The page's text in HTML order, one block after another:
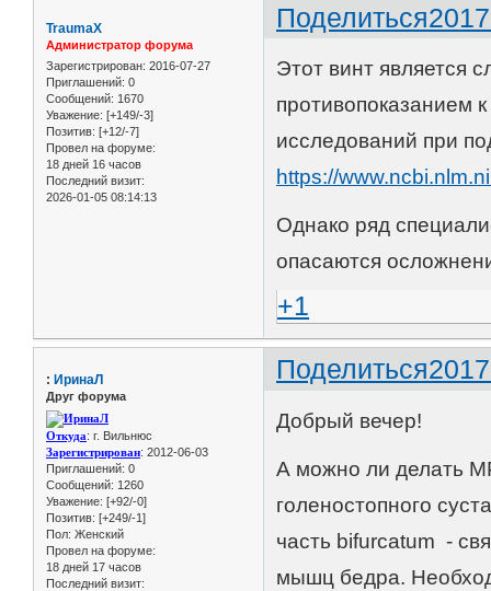
Поделиться
TraumaX
Администратор форума
Зарегистрирован: 2016-07-27
Приглашений: 0
Сообщений: 1670
Уважение: [+149/-3]
Позитив: [+12/-7]
Провел на форуме:
18 дней 16 часов
Последний визит:
2026-01-05 08:14:13
Этот винт является
противопоказанием
исследований при
https://
Однако ряд
опасаются
+1
Поделиться
: ИринаЛ
Друг форума
Откуда: г. Вильнюс
Зарегистрирован: 2012-06-03
Приглашений: 0
Сообщений: 1260
Уважение: [+92/-0]
Позитив: [+249/-1]
Пол: Женский
Провел на форуме:
18 дней 17 часов
Последний визит:
Добрый вечер!
А можно ли делать
голеностопного
часть bifurcatum -
мышц бедра.